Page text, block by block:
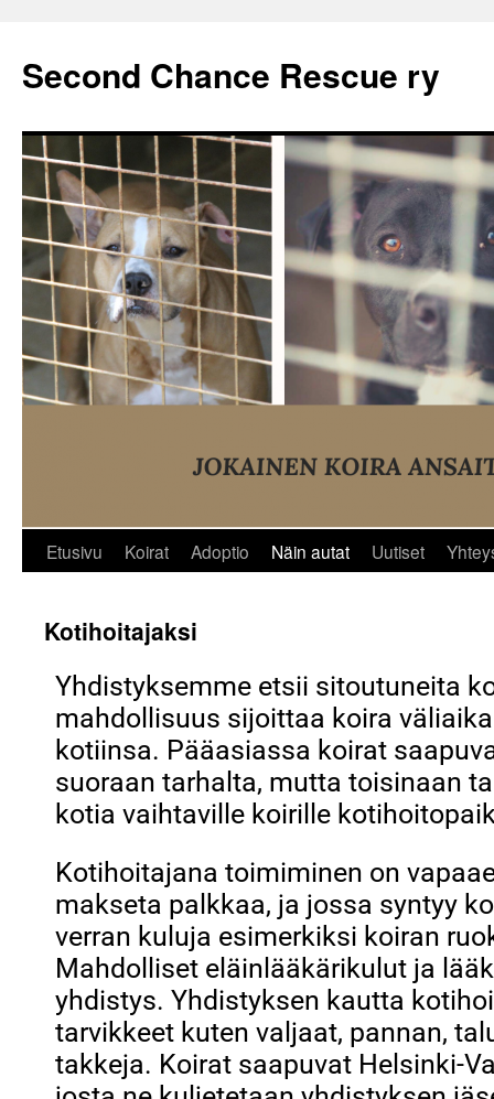
Second Chance Rescue ry
Etusivu Koirat Adoptio Näin autat Uutiset
Kotihoitajaksi
Yhdistyksemme etsii sitoutuneita
mahdollisuus sijoittaa koira
kotiinsa. Pääasiassa koirat
suoraan tarhalta, mutta toisinaan
kotia vaihtaville koirille
Kotihoitajana toimiminen on
makseta palkkaa, ja jossa syntyy
verran kuluja esimerkiksi koiran
Mahdolliset eläinlääkärikulut ja
yhdistys. Yhdistyksen kautta
tarvikkeet kuten valjaat, pannan,
takkeja. Koirat saapuvat Helsinki-